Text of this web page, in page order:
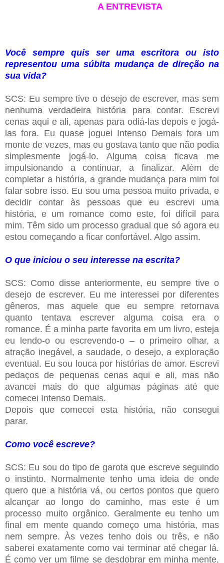
A ENTREVISTA
Você sempre quis ser uma escritora ou isto
representou uma súbita mudança de direção na
sua vida?
SCS: Eu sempre tive o desejo de escrever, mas sem
nenhuma verdadeira história para contar. Escrevi
cenas aqui e ali, apenas para odiá-las depois e jogá-
las fora. Eu quase joguei Intenso Demais fora um
monte de vezes, mas eu gostava tanto que não podia
simplesmente jogá-lo. Alguma coisa ficava me
impulsionando a continuar, a finalizar. Além de
completar a história, a grande mudança para mim foi
falar sobre isso. Eu sou uma pessoa muito privada, e
decidir contar às pessoas que eu escrevi uma
história, e um romance como este, foi difícil para
mim. Têm sido um processo gradual que só agora eu
estou começando a ficar confortável. Algo assim.
O que iniciou o seu interesse na escrita?
SCS: Como disse anteriormente, eu sempre tive o
desejo de escrever. Eu me interessei por diferentes
gêneros, mas aquele que eu sempre retornava
quanto tentava escrever alguma coisa era o
romance. É a minha parte favorita em um livro, esteja
eu lendo-o ou escrevendo-o – o primeiro olhar, a
atração inegável, a saudade, o desejo, a exploração
eventual. Eu sou louca por histórias de amor. Escrevi
pedaços de pequenas cenas aqui e ali, mas não
avancei mais do que algumas páginas até que
comecei Intenso Demais.
Depois que comecei esta história, não consegui
parar.
Como você escreve?
SCS: Eu sou do tipo de garota que escreve seguindo
o instinto. Normalmente tenho uma ideia de onde
quero que a história vá, ou certos pontos que quero
alcançar ao longo do caminho, mas este é um
processo muito orgânico. Geralmente eu tenho um
final em mente quando começo uma história, mas
nem sempre. Às vezes tenho dois ou três, e não
saberei exatamente como vai terminar até chegar lá.
É como ver um filme se desdobrar em minha mente,